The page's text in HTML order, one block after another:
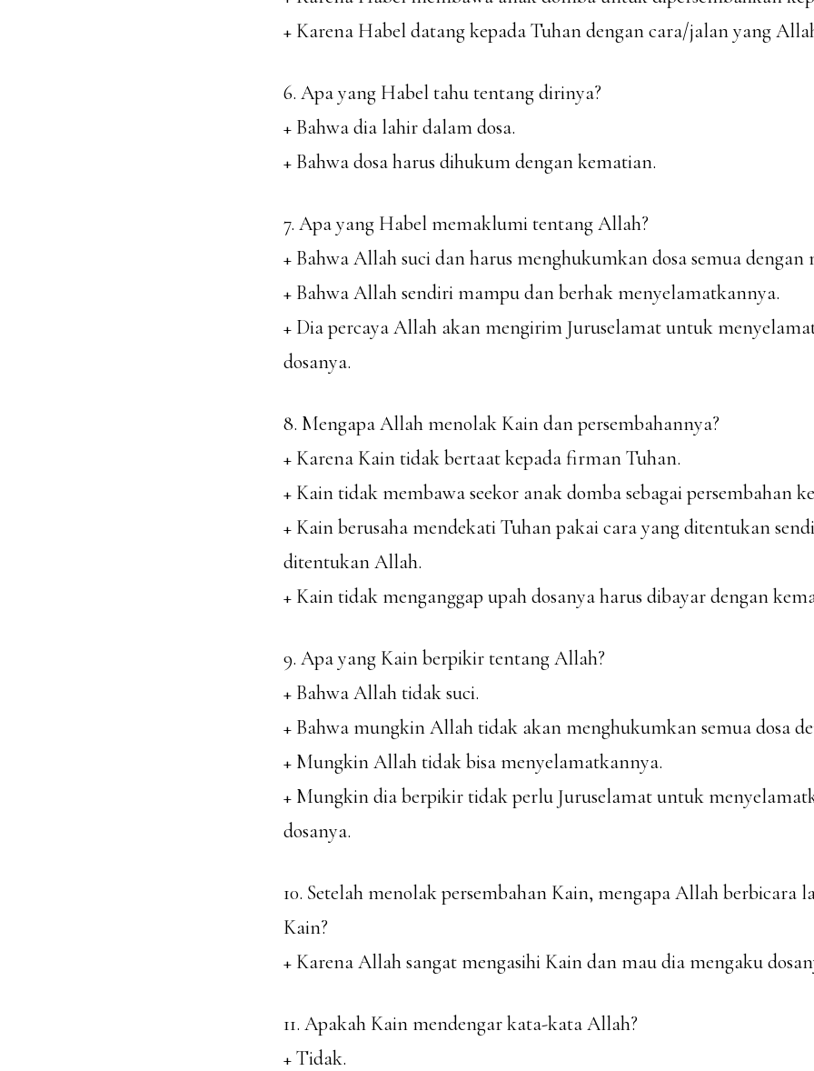
+ Karena Habel datang kepada Tuhan dengan cara/jalan yang
6. Apa yang Habel tahu tentang dirinya?
+ Bahwa dia lahir dalam dosa.
+ Bahwa dosa harus dihukum dengan kematian.
7. Apa yang Habel memaklumi tentang Allah?
+ Bahwa Allah suci dan harus menghukumkan dosa semua dengan
+ Bahwa Allah sendiri mampu dan berhak menyelamatkannya.
+ Dia percaya Allah akan mengirim Juruselamat untuk
dosanya.
8. Mengapa Allah menolak Kain dan persembahannya?
+ Karena Kain tidak bertaat kepada firman Tuhan.
+ Kain tidak membawa seekor anak domba sebagai persembahan
+ Kain berusaha mendekati Tuhan pakai cara yang ditentukan
ditentukan Allah.
+ Kain tidak menganggap upah dosanya harus dibayar dengan
9. Apa yang Kain berpikir tentang Allah?
+ Bahwa Allah tidak suci.
+ Bahwa mungkin Allah tidak akan menghukumkan semua dosa
+ Mungkin Allah tidak bisa menyelamatkannya.
+ Mungkin dia berpikir tidak perlu Juruselamat untuk
dosanya.
10. Setelah menolak persembahan Kain, mengapa Allah berbicara
Kain?
+ Karena Allah sangat mengasihi Kain dan mau dia mengaku
11. Apakah Kain mendengar kata-kata Allah?
+ Tidak.